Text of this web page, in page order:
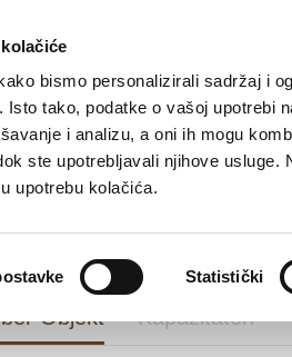
bismo personalizirali sadržaj i
Isto tako, podatke o vašoj upotrebi
i analizu, a oni ih mogu
ste upotrebljavali njihove
upotrebu kolačića.
Statistički
Objekt Kapazitäten